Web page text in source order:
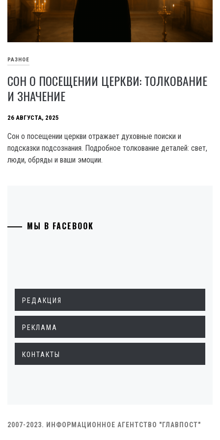
РАЗНОЕ
СОН О ПОСЕЩЕНИИ ЦЕРКВИ: ТОЛКОВАНИЕ
И ЗНАЧЕНИЕ
26 АВГУСТА, 2025
Сон о посещении церкви отражает духовные поиски и
подсказки подсознания. Подробное толкование деталей: свет,
люди, обряды и ваши эмоции.
МЫ В FACEBOOK
РЕДАКЦИЯ
РЕКЛАМА
КОНТАКТЫ
2007-2023. ИНФОРМАЦИОННОЕ АГЕНТСТВО "ГЛАВПОСТ"